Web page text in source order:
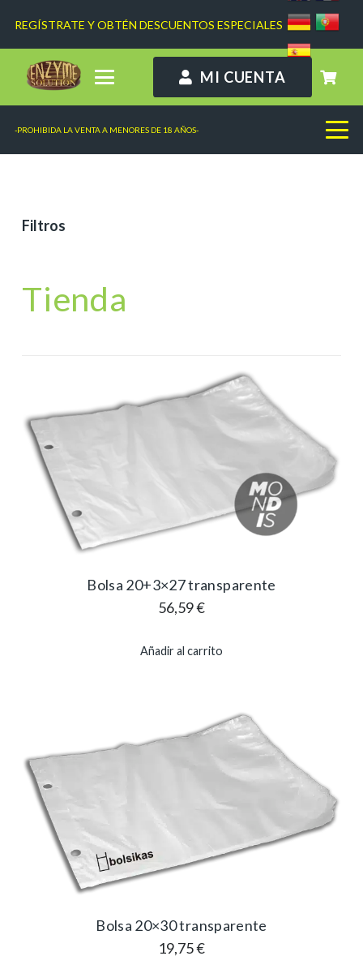
REGÍSTRATE Y OBTÉN DESCUENTOS ESPECIALES
MI CUENTA
-PROHIBIDA LA VENTA A MENORES DE 18 AÑOS-
Filtros
Tienda
Bolsa 20+3×27 transparente
56,59€
Añadir al carrito
Bolsa 20×30 transparente
19,75€